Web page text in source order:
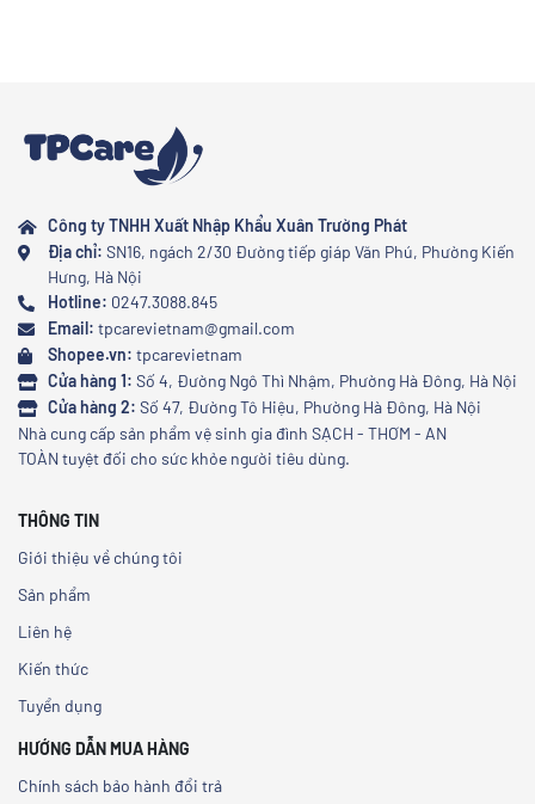
Công ty TNHH Xuất Nhập Khẩu Xuân Trường Phát
Địa chỉ: SN16, ngách 2/30 Đường tiếp giáp Văn Phú, Phường Kiến
Hưng, Hà Nội
Hotline: 0247.3088.845
Email: tpcarevietnam@gmail.com
Shopee.vn: tpcarevietnam
Cửa hàng 1: Số 4, Đường Ngô Thì Nhậm, Phường Hà Đông, Hà Nội
Cửa hàng 2: Số 47, Đường Tô Hiệu, Phường Hà Đông, Hà Nội
Nhà cung cấp sản phẩm vệ sinh gia đình SẠCH - THƠM - AN
TOÀN tuyệt đối cho sức khỏe người tiêu dùng.
THÔNG TIN
Giới thiệu về chúng tôi
Sản phẩm
Liên hệ
Kiến thức
Tuyển dụng
HƯỚNG DẪN MUA HÀNG
Chính sách bảo hành đổi trả